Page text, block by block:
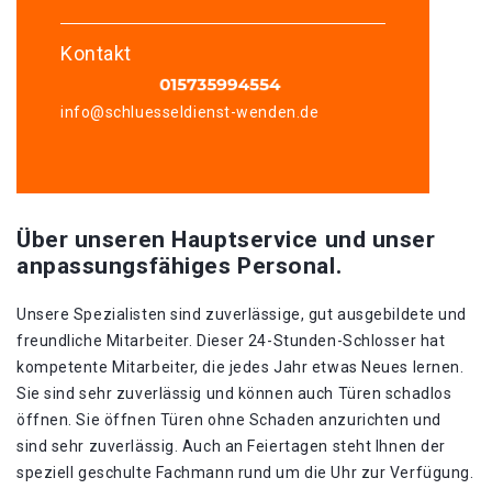
Kontakt
info@schluesseldienst-wenden.de
Über unseren Hauptservice und unser
anpassungsfähiges Personal.
Unsere Spezialisten sind zuverlässige, gut ausgebildete und
freundliche Mitarbeiter. Dieser 24-Stunden-Schlosser hat
kompetente Mitarbeiter, die jedes Jahr etwas Neues lernen.
Sie sind sehr zuverlässig und können auch Türen schadlos
öffnen. Sie öffnen Türen ohne Schaden anzurichten und
sind sehr zuverlässig. Auch an Feiertagen steht Ihnen der
speziell geschulte Fachmann rund um die Uhr zur Verfügung.